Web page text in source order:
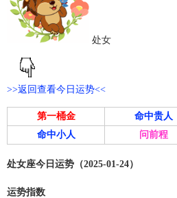
处女
>>返回查看今日运势<<
第一桶金 命中贵人
命中小人
问前程
处女座今日运势（2025-01-24）
运势指数